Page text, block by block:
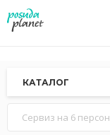
КАТАЛОГ
Сервиз на 6 персон